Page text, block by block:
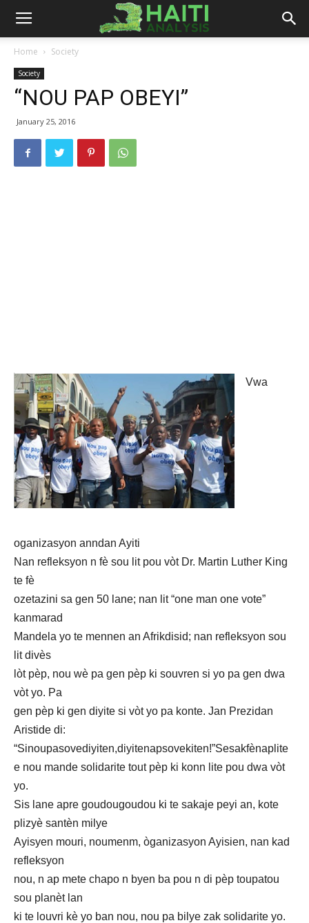
Haiti
Analysis
Home Society
Society
“NOU PAP OBEYI”
January 25, 2016
Vwa
oganizasyon anndan Ayiti
Nan refleksyon n fè sou lit pou vòt Dr. Martin Luther King
te fè
ozetazini sa gen 50 lane; nan lit “one man one vote”
kanmarad
Mandela yo te mennen an Afrikdisid; nan refleksyon sou
lit divès
lòt pèp, nou wè pa gen pèp ki souvren si yo pa gen dwa
vòt yo. Pa
gen pèp ki gen diyite si vòt yo pa konte. Jan Prezidan
Aristide di:
“Sinoupasovediyiten,diyitenapsovekiten!”Sesakfènaplite
e nou mande solidarite tout pèp ki konn lite pou dwa vòt
yo.
Sis lane apre goudougoudou ki te sakaje peyi an, kote
plizyè santèn milye
Ayisyen mouri, noumenm, òganizasyon Ayisien, nan kad
refleksyon
nou, n ap mete chapo n byen ba pou n di pèp toupatou
sou planèt lan
ki te louvri kè yo ban nou, nou pa bilye zak solidarite yo.